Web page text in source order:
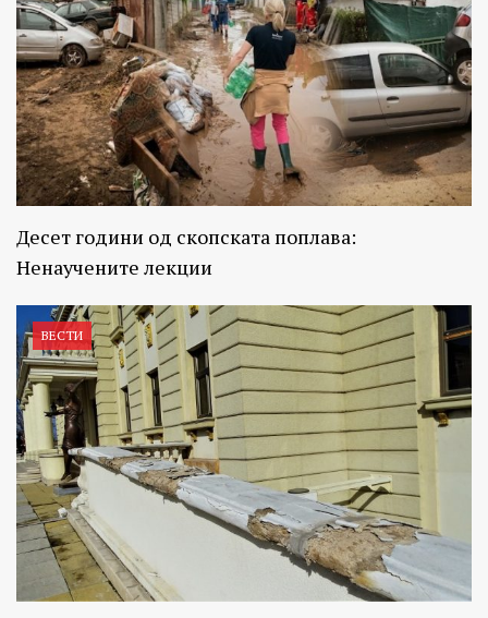
Десет години од скопската поплава:
Ненаучените лекции
ВЕСТИ